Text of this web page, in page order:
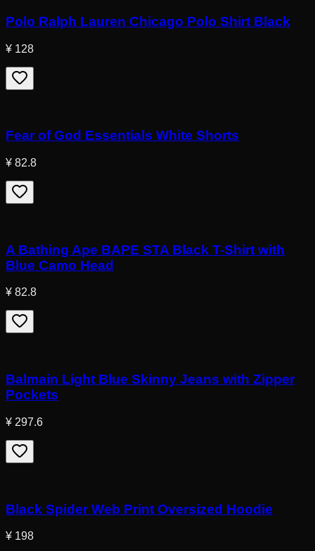
Polo Ralph Lauren Chicago Polo Shirt Black
¥ 128
Fear of God Essentials White Shorts
¥ 82.8
A Bathing Ape BAPE STA Black T-Shirt with
Blue Camo Head
¥ 82.8
Balmain Light Blue Skinny Jeans with Zipper
Pockets
¥ 297.6
Black Spider Web Print Oversized Hoodie
¥ 198